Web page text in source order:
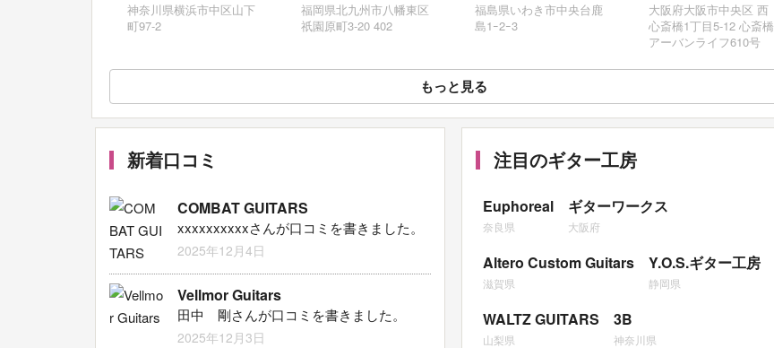
神奈川県横浜市中区山下
町97-2
福岡県北九州市八幡東区
祇園原町3-20 402
福島県いわき市中央台鹿
島1ｰ2ｰ3
大阪府大阪市中央区 西
心斎橋1丁目5-12 心斎橋
アーバンライフ610号
もっと見る
新着口コミ
COMBAT GUITARS
xxxxxxxxxxさんが口コミを書きました。
2025年12月4日
Vellmor Guitars
田中 剛さんが口コミを書きました。
2025年12月3日
注目のギター工房
Euphoreal
奈良県
ギターワークス
大阪府
Altero Custom Guitars
滋賀県
Y.O.S.ギター工房
静岡県
WALTZ GUITARS
山梨県
3B
神奈川県